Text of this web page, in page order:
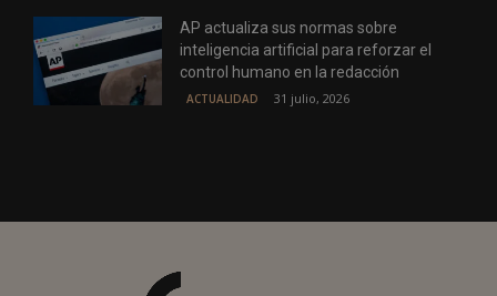
AP actualiza sus normas sobre
inteligencia artificial para reforzar el
control humano en la redacción
ACTUALIDAD 31 julio, 2026